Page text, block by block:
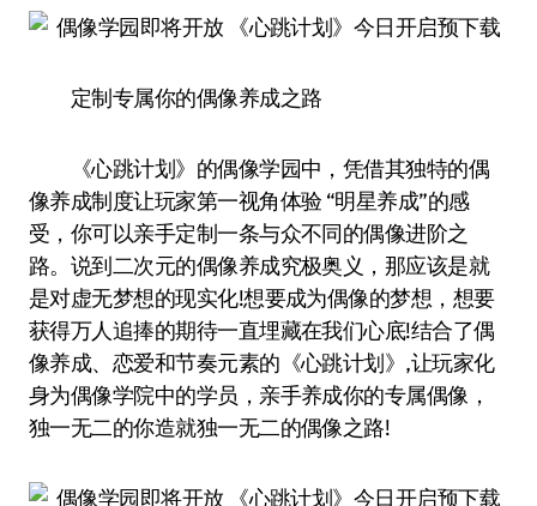
定制专属你的偶像养成之路
《心跳计划》的偶像学园中，凭借其独特的偶
像养成制度让玩家第一视角体验 “明星养成”的感
受，你可以亲手定制一条与众不同的偶像进阶之
路。说到二次元的偶像养成究极奥义，那应该是就
是对虚无梦想的现实化!想要成为偶像的梦想，想要
获得万人追捧的期待一直埋藏在我们心底!结合了偶
像养成、恋爱和节奏元素的《心跳计划》,让玩家化
身为偶像学院中的学员，亲手养成你的专属偶像，
独一无二的你造就独一无二的偶像之路!